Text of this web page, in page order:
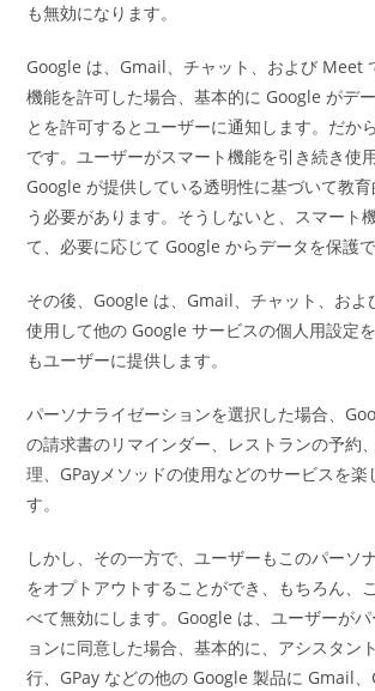
も無効になります。
Google は、Gmail、チャット、および Meet
機能を許可した場合、基本的に Google がデ
とを許可するとユーザーに通知します。だか
です。ユーザーがスマート機能を引き続き使
Google が提供している透明性に基づいて教
う必要があります。そうしないと、スマート
て、必要に応じて Google からデータを保護で
その後、Google は、Gmail、チャット、お
使用して他の Google サービスの個人用設定
もユーザーに提供します。
パーソナライゼーションを選択した場合、
の請求書のリマインダー、レストランの予約
理、GPayメソッドの使用などのサービスを楽
す。
しかし、その一方で、ユーザーもこのパーソ
をオプトアウトすることができ、もちろん、
べて無効にします。Google は、ユーザーが
ョンに同意した場合、基本的に、アシスタン
行、GPay などの他の Google 製品に Gmail